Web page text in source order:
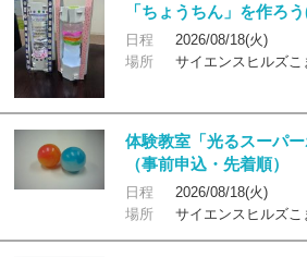
「ちょうちん」を作ろ
日程
2026/08/18(火)
場所
サイエンスヒルズ
体験教室「光るスーパー
（事前申込・先着順）
日程
2026/08/18(火)
場所
サイエンスヒルズ